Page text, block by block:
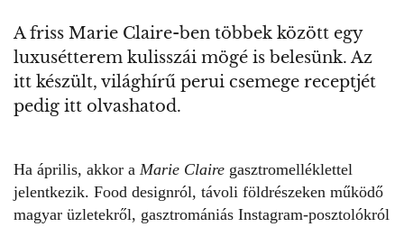
A friss Marie Claire-ben többek között egy
luxusétterem kulisszái mögé is belesünk. Az
itt készült, világhírű perui csemege receptjét
pedig itt olvashatod.
Ha április, akkor a Marie Claire gasztromelléklettel
jelentkezik. Food designról, távoli földrészeken működő
magyar üzletekről, gasztromániás Instagram-posztolókról